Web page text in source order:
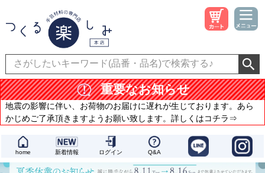
重要なお知らせ
地震の影響に伴い、お荷物のお届けに遅れが生じております。あら
かじめご了承頂きますようお願い致します。詳しくはコチラ⇒
home 新着情報 ログイン Q&A